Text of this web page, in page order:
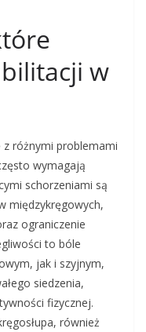
w
z różnymi problemami
wymagają
schorzeniami są
międzykręgowych,
ograniczenie
to bóle
jak i szyjnym,
siedzenia,
fizycznej.
również